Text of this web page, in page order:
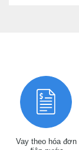
Vay theo hóa đơn